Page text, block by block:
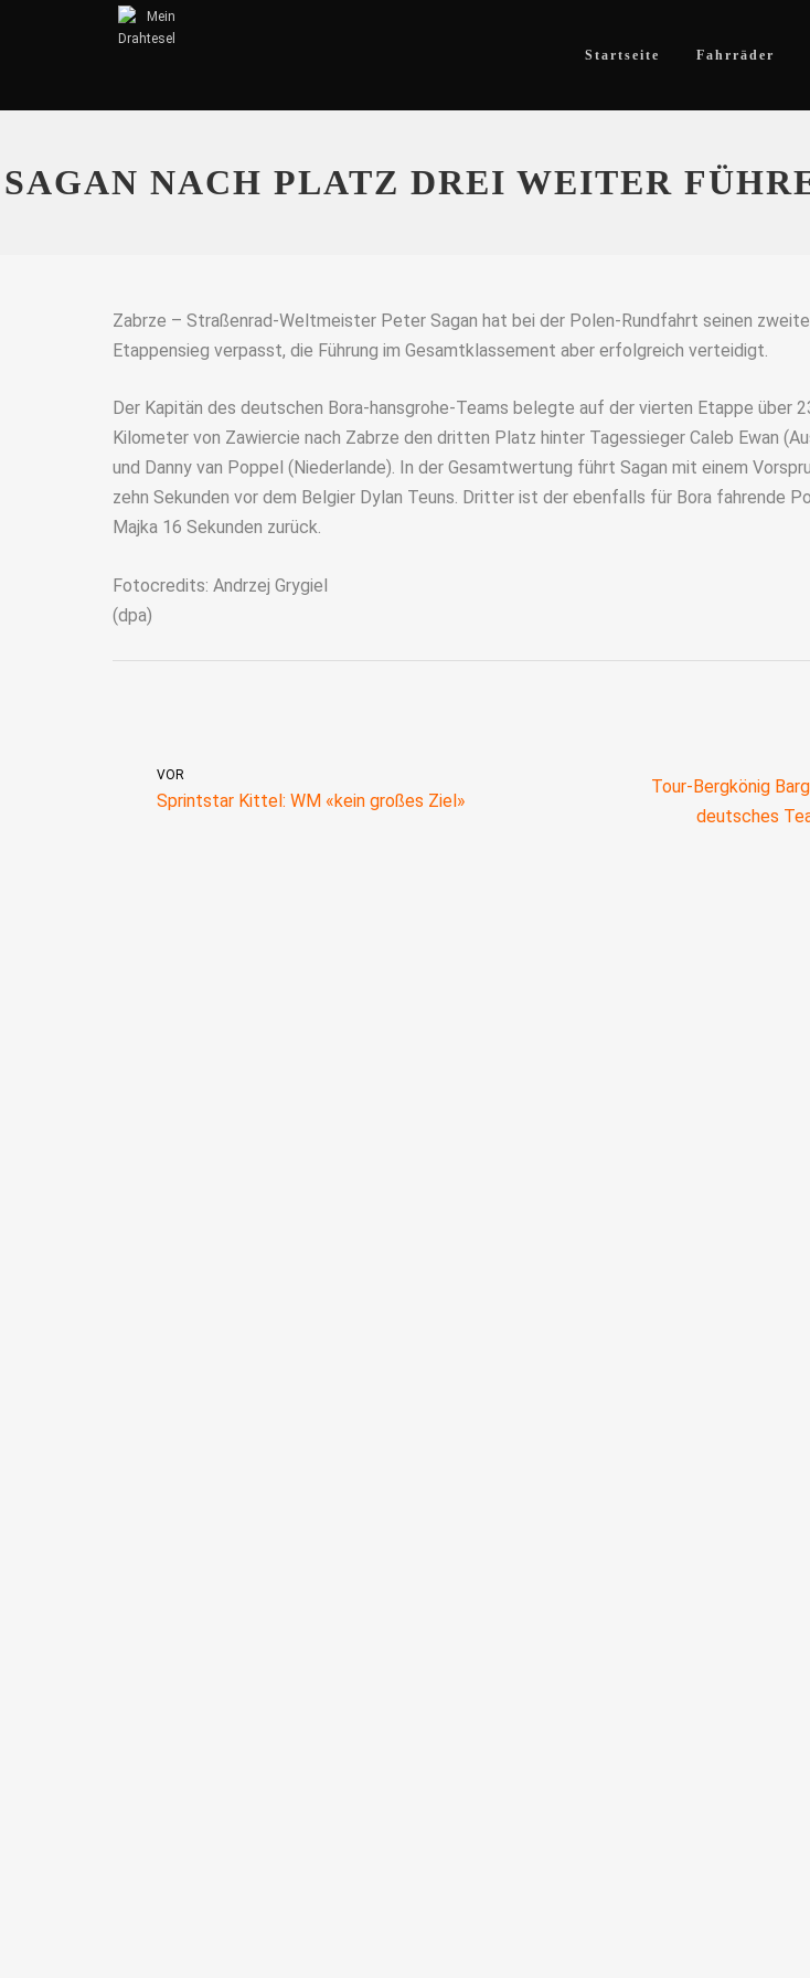
Startseite Fahrräder
SAGAN NACH PLATZ DREI WEITER
Zabrze – Straßenrad-Weltmeister Peter Sagan hat bei der Polen-Rundfahrt seinen
Etappensieg verpasst, die Führung im Gesamtklassement aber erfolgreich verteidigt.
Der Kapitän des deutschen Bora-hansgrohe-Teams belegte auf der vierten Etappe über
Kilometer von Zawiercie nach Zabrze den dritten Platz hinter Tagessieger Caleb Ewan
und Danny van Poppel (Niederlande). In der Gesamtwertung führt Sagan mit einem
zehn Sekunden vor dem Belgier Dylan Teuns. Dritter ist der ebenfalls für Bora fahrende
Majka 16 Sekunden zurück.
Fotocredits: Andrzej Grygiel
(dpa)
VOR
Sprintstar Kittel: WM «kein großes Ziel»
Tour-Bergkönig
deutsches